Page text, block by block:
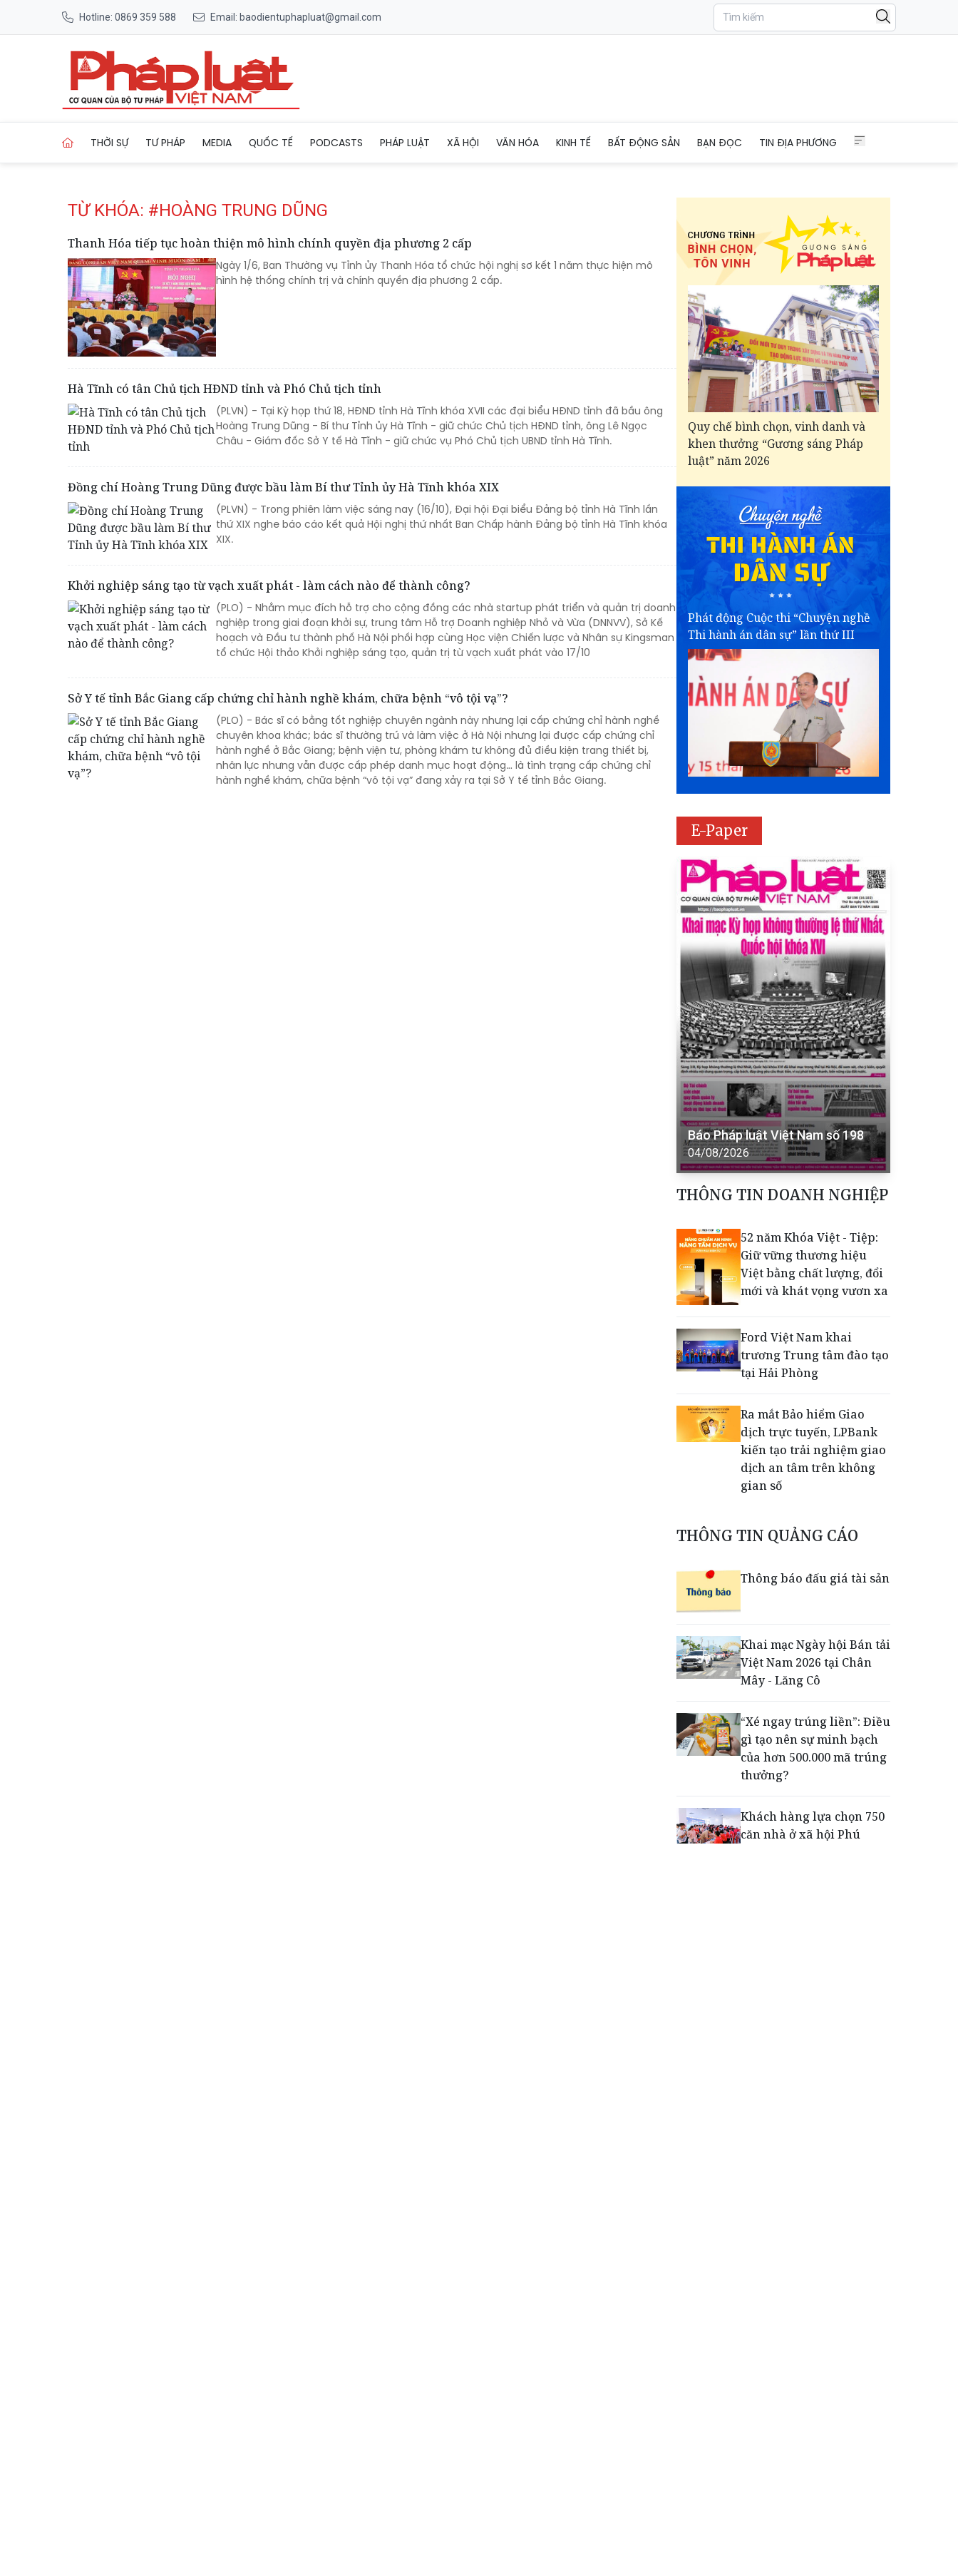
Hotline: 0869 359 588 Email: baodientuphapluat@gmail.com
THỜI SỰ TƯ PHÁP MEDIA QUỐC TẾ PODCASTS PHÁP LUẬT XÃ HỘI VĂN HÓA KINH TẾ BẤT ĐỘNG SẢN BẠN ĐỌC TIN ĐỊA PHƯƠNG
TỪ KHÓA: #HOÀNG TRUNG DŨNG
Thanh Hóa tiếp tục hoàn thiện mô hình chính quyền địa phương 2 cấp
Ngày 1/6, Ban Thường vụ Tỉnh ủy Thanh Hóa tổ chức hội nghị sơ kết 1 năm thực hiện mô
hình hệ thống chính trị và chính quyền địa phương 2 cấp.
Hà Tĩnh có tân Chủ tịch HĐND tỉnh và Phó Chủ tịch tỉnh
(PLVN) - Tại Kỳ họp thứ 18, HĐND tỉnh Hà Tĩnh khóa XVII các đại biểu HĐND tỉnh đã bầu ông
Hoàng Trung Dũng - Bí thư Tỉnh ủy Hà Tĩnh - giữ chức Chủ tịch HĐND tỉnh, ông Lê Ngọc
Châu - Giám đốc Sở Y tế Hà Tĩnh - giữ chức vụ Phó Chủ tịch UBND tỉnh Hà Tĩnh.
Đồng chí Hoàng Trung Dũng được bầu làm Bí thư Tỉnh ủy Hà Tĩnh khóa XIX
(PLVN) - Trong phiên làm việc sáng nay (16/10), Đại hội Đại biểu Đảng bộ tỉnh Hà Tĩnh lần
thứ XIX nghe báo cáo kết quả Hội nghị thứ nhất Ban Chấp hành Đảng bộ tỉnh Hà Tĩnh khóa
XIX.
Khởi nghiệp sáng tạo từ vạch xuất phát - làm cách nào để thành công?
(PLO) - Nhằm mục đích hỗ trợ cho cộng đồng các nhà startup phát triển và quản trị doanh
nghiệp trong giai đoạn khởi sự, trung tâm Hỗ trợ Doanh nghiệp Nhỏ và Vừa (DNNVV), Sở Kế
hoạch và Đầu tư thành phố Hà Nội phối hợp cùng Học viện Chiến lược và Nhân sự Kingsman
tổ chức Hội thảo Khởi nghiệp sáng tạo, quản trị từ vạch xuất phát vào 17/10
Sở Y tế tỉnh Bắc Giang cấp chứng chỉ hành nghề khám, chữa bệnh “vô tội vạ”?
(PLO) - Bác sĩ có bằng tốt nghiệp chuyên ngành này nhưng lại cấp chứng chỉ hành nghề
chuyên khoa khác; bác sĩ thường trú và làm việc ở Hà Nội nhưng lại được cấp chứng chỉ
hành nghề ở Bắc Giang; bệnh viện tư, phòng khám tư không đủ điều kiện trang thiết bị,
nhân lực nhưng vẫn được cấp phép danh mục hoạt động… là tình trạng cấp chứng chỉ
hành nghề khám, chữa bệnh “vô tội vạ” đang xảy ra tại Sở Y tế tỉnh Bắc Giang.
Quy chế bình chọn, vinh danh và
khen thưởng “Gương sáng Pháp
luật” năm 2026
Phát động Cuộc thi “Chuyện nghề
Thi hành án dân sự” lần thứ III
E-Paper
Báo Pháp luật Việt Nam số 198
04/08/2026
THÔNG TIN DOANH NGHIỆP
52 năm Khóa Việt - Tiệp:
Giữ vững thương hiệu
Việt bằng chất lượng, đổi
mới và khát vọng vươn xa
Ford Việt Nam khai
trương Trung tâm đào tạo
tại Hải Phòng
Ra mắt Bảo hiểm Giao
dịch trực tuyến, LPBank
kiến tạo trải nghiệm giao
dịch an tâm trên không
gian số
Dấu mốc khẳng định năng
lực vận hành và thích ứng
toán thưởng vượt kế
hoạch
lập nghiệp của người trẻ
toàn cầu
THÔNG TIN QUẢNG CÁO
Thông báo đấu giá tài sản
Khai mạc Ngày hội Bán tải
Việt Nam 2026 tại Chân
Mây - Lăng Cô
“Xé ngay trúng liền”: Điều
gì tạo nên sự minh bạch
của hơn 500.000 mã trúng
thưởng?
Khách hàng lựa chọn 750
căn nhà ở xã hội Phú